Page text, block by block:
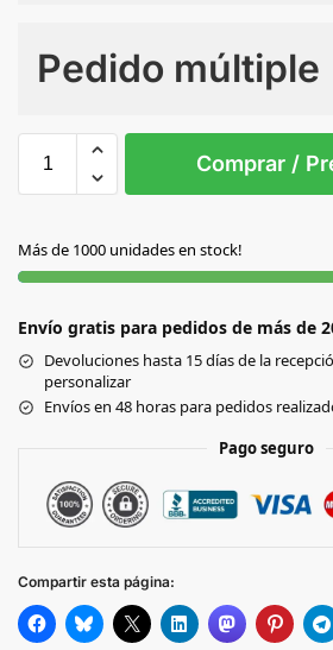
Pedido múltiple
S/T
AZUL
BLANCO
FUCSIA
Comprar /
Más de 1000 unidades en stock!
Envío gratis para pedidos de más de
Devoluciones hasta 15 días de la
personalizar
Envíos en 48 horas para pedidos
Pago seguro
Compartir esta página: